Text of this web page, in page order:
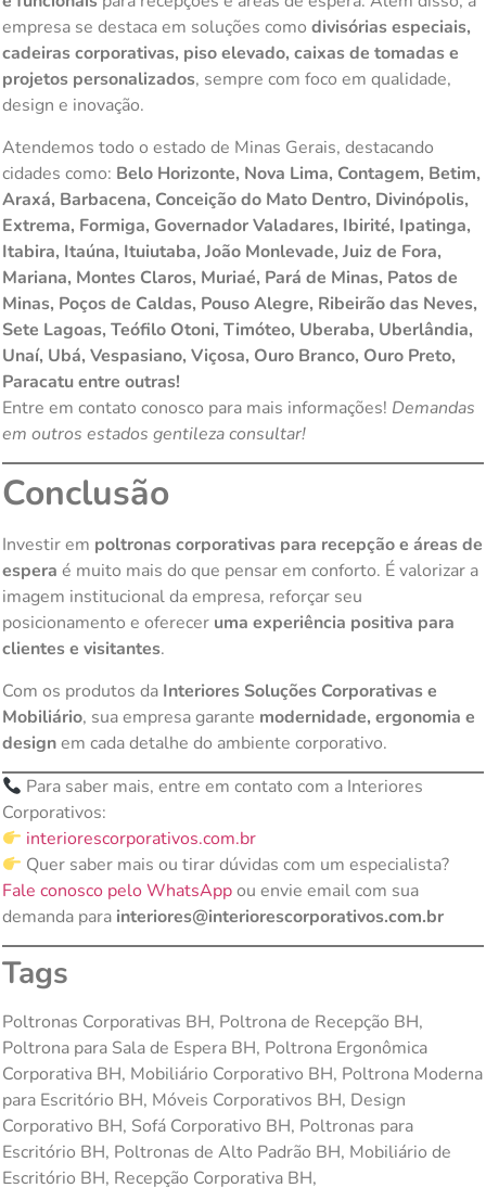
empresa se destaca em soluções como divisórias especiais,
cadeiras corporativas, piso elevado, caixas de tomadas e
projetos personalizados, sempre com foco em qualidade,
design e inovação.
Atendemos todo o estado de Minas Gerais, destacando
cidades como: Belo Horizonte, Nova Lima, Contagem, Betim,
Araxá, Barbacena, Conceição do Mato Dentro, Divinópolis,
Extrema, Formiga, Governador Valadares, Ibirité, Ipatinga,
Itabira, Itaúna, Ituiutaba, João Monlevade, Juiz de Fora,
Mariana, Montes Claros, Muriaé, Pará de Minas, Patos de
Minas, Poços de Caldas, Pouso Alegre, Ribeirão das Neves,
Sete Lagoas, Teófilo Otoni, Timóteo, Uberaba, Uberlândia,
Unaí, Ubá, Vespasiano, Viçosa, Ouro Branco, Ouro Preto,
Paracatu entre outras!
Entre em contato conosco para mais informações! Demandas
em outros estados gentileza consultar!
Conclusão
Investir em poltronas corporativas para recepção e áreas de
espera é muito mais do que pensar em conforto. É valorizar a
imagem institucional da empresa, reforçar seu
posicionamento e oferecer uma experiência positiva para
clientes e visitantes.
Com os produtos da Interiores Soluções Corporativas e
Mobiliário, sua empresa garante modernidade, ergonomia e
designem cada detalhe do ambiente corporativo.
Para saber mais, entre em contato com a Interiores
Corporativos:
interiorescorporativos.com.br
Quer saber mais ou tirar dúvidas com um especialista?
Fale conosco pelo WhatsAppou envie email com sua
demanda para interiores@interiorescorporativos.com.br
Tags
Poltronas Corporativas BH, Poltrona de Recepção BH,
Poltrona para Sala de Espera BH, Poltrona Ergonômica
Corporativa BH, Mobiliário Corporativo BH, Poltrona Moderna
para Escritório BH, Móveis Corporativos BH, Design
Corporativo BH, Sofá Corporativo BH, Poltronas para
Escritório BH, Poltronas de Alto Padrão BH, Mobiliário de
Escritório BH, Recepção Corporativa BH,